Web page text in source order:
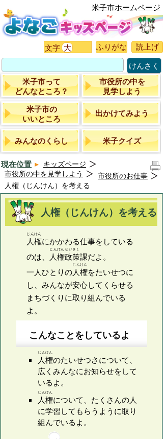
米子市ホームページ
文字 大 ふりがな
読上げ
けんさく
米子市って
どんなところ？
市役所の中を
見学しよう
米子市の
いいところ
出かけてみよう
みんなのくらし 米子クイズ
現在位置
キッズページ
市役所の中を見学しよう
市役所のお仕事
人権（じんけん）を考える
人権（じんけん）を考える
人権
じんけん
にかかわる仕事をしている
のは、 人権
じんけん
政策
せいさく
課だよ。
一人ひとりの人権
じんけん
をたいせつに
し、みんなが安心してくらせる
まちづくりに取り組んでいる
よ。
こんなことをしているよ
人権
じんけん
のたいせつさについて、
広くみんなにお知らせをして
いるよ。
人権
じんけん
について、たくさんの人
に学習してもらうように取り
組んでいるよ。